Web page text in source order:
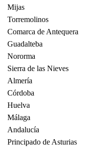
Mijas
Torremolinos
Comarca de Antequera
Guadalteba
Nororma
Sierra de las Nieves
Almería
Córdoba
Huelva
Málaga
Andalucía
Principado de Asturias